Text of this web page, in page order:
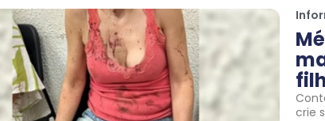
crie